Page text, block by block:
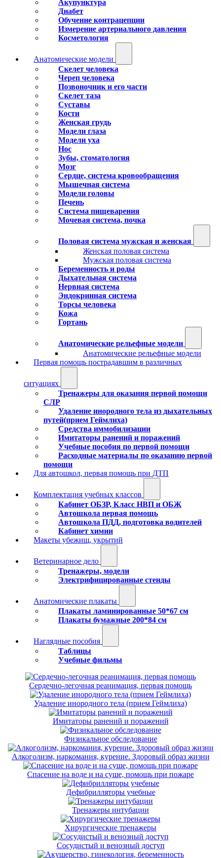
Акупунктура
Диабет
Обучение контрацепции
Измерение артериального давления
Косметология
Анатомические модели
Скелет человека
Череп человека
Позвоночник и его части
Скелет таза
Суставы
Кости
Женская грудь
Модели глаза
Модели уха
Нос
Зубы, стоматология
Мозг
Сердце, система кровообращения
Мышечная система
Модели головы
Печень
Система пищеварения
Мочевая система, почка
Половая система мужская и женская
Женская половая система
Мужская половая система
Беременность и роды
Дыхательная система
Нервная система
Эндокринная система
Торсы человека
Кожа
Гортань
Анатомические рельефные модели
Анатомические рельефные модели
Первая помощь пострадавшим в различных
ситуациях
Тренажеры для оказания первой помощи
СЛР
Удаление инородного тела из дыхательных
путей(прием Геймлиха)
Средства иммобилизации
Имитаторы ранений и поражений
Учебные пособия по первой помощи
Расходные материалы по оказанию первой
помощи
Для автошкол, первая помощь при ДТП
Комплектация учебных классов
Кабинет ОБЗР, Класс НВП и ОБЖ
Автошкола первая помощь
Автошкола ПДД, подготовка водителей
Кабинет химии
Макеты убежищ, укрытий
Ветеринарное дело
Тренажеры, модели
Электрифицированные стенды
Анатомические плакаты
Плакаты ламинированные 50*67 см
Плакаты бумажные 200*84 см
Наглядные пособия
Таблицы
Учебные фильмы
Сердечно-легочная реанимация, первая помощь
Удаление инородного тела (прием Геймлиха)
Имитаторы ранений и поражений
Физикальное обследование
Алкоголизм, наркомания, курение. Здоровый образ жизни
Спасение на воде и на суше, помощь при пожаре
Дефибрилляторы учебные
Тренажеры интубации
Хирургические тренажеры
Сосудистый и венозный доступ